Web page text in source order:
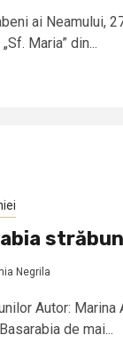
ai Neamului,
Maria” din...
Negrila
Autor: Marina
de mai...